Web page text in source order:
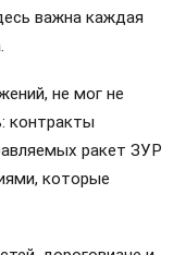
важна каждая
не мог не
контракты
ракет ЗУР
которые